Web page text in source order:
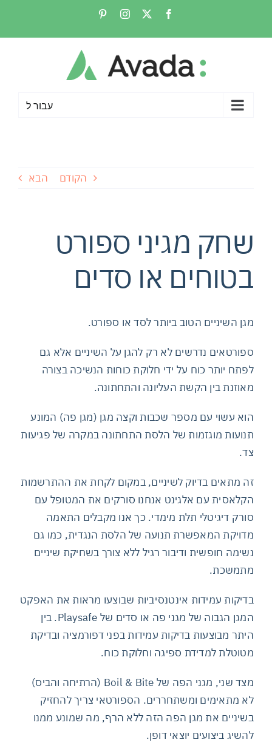
Facebook
X
Instagram
עבור ל
הקודם הבא
שחק מגיני ספורט
בטוחים או סדים
מגן השיניים הטוב ביותר לסד או ספורט.
ספורטאים נדרשים לא רק להגן על השיניים אלא גם
לפתח יותר כוח על ידי חלוקת כוחות הנשיכה בצורה
מאוזנת בין הקשת העליונה והתחתונה.
הוא עשוי עם מספר שכבות וקצה מגן (מגן פה) המונע
תנועות מוגזמות של הלסת התחתונה במקרה של פגיעות
צד.
זה מתאים בדיוק לשיניים, במקום לקחת את ההתרשמות
הקלאסית עם אלגינט אנחנו סורקים את המטופל עם
סורק דיגיטלי תלת מימדי. כך אנו מקבלים התאמה
מדויקת המאפשרת תנועה של הלסת הנגדית, כמו גם
נשימה חופשית ודיבור רגיל ללא צורך בשחיקת שיניים
מתמשכת.
בדיקות עמידות אינטנסיביות שבוצעו מראות את האפקט
המגן הגבוה של מגני פה או סדים של Playsafe. בין
היתר מבוצעות בדיקות עמידות בפני דפורמציה ובדיקת
מטוטלת למדידת ספיגה וחלוקת כוח.
מצד שני, מגני הפה של Boil & Bite (הרתיחה והביס)
לא מתאימים ומשתחררים. הספורטאי צריך להחזיק
בשיניים את מגן הפה הזה ללא הרף, מה שמונע ממנו
להשיג ביצועים יוצאי דופן.